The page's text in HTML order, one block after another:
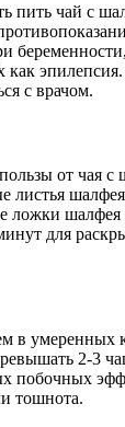
пить чай с
как
с врачом.
от чая с
листья
ложки шалфея
для
в умеренных
2-3
побочных
тошнота.